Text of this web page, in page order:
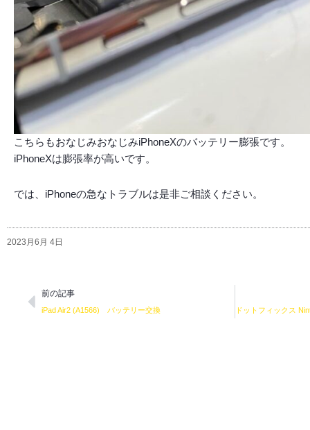
こちらもおなじみおなじみiPhoneXのバッテリー膨張です。
iPhoneXは膨張率が高いです。
では、iPhoneの急なトラブルは是非ご相談ください。
2023月6月 4日
Prev
前の記事
iPad Air2 (A1566) バッテリー交換